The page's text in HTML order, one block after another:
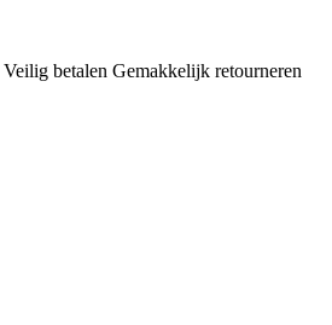
Veilig betalen Gemakkelijk retourneren